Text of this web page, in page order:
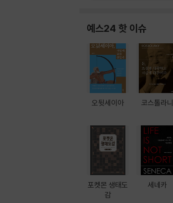
예스24 핫 이슈
오뒷세이아
포켓몬 생태도
감
코스톨라니
세네카